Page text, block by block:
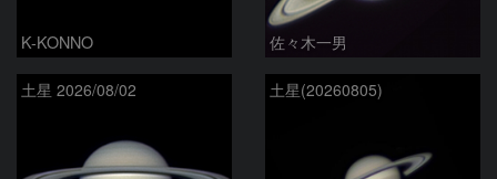
K-KONNO 佐々木一男
土星 2026/08/02 土星(20260805)